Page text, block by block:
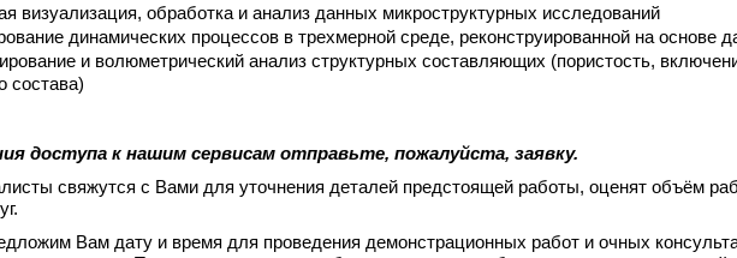
визуализация, обработка и анализ данных микроструктурных исследований
динамических процессов в трехмерной среде, реконструированной на основе
и волюметрический анализ структурных составляющих (пористость,
состава)
доступа к нашим сервисам отправьте, пожалуйста, заявку.
свяжутся с Вами для уточнения деталей предстоящей работы, оценят объём
Вам дату и время для проведения демонстрационных работ и очных